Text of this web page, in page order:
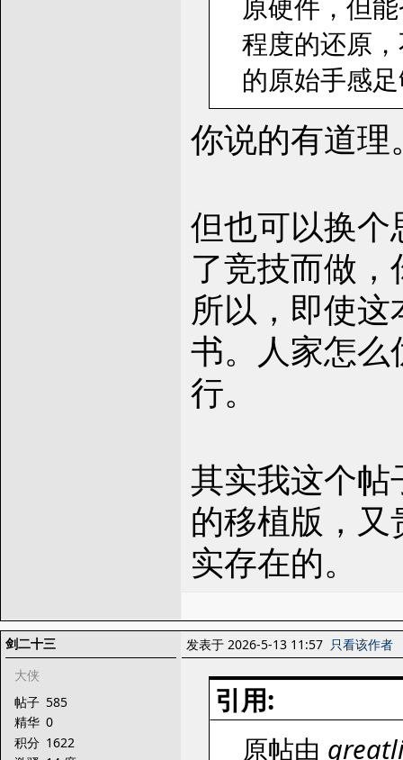
原硬件，但
程度的还原
的原始手感
你说的有道理
但也可以换
了竞技而做
所以，即使
书。人家怎
行。
其实我这个
的移植版，
实存在的。
剑二十三
大侠
帖子 585
精华 0
积分 1622
发表于 2026-5-13 11:57 只看该作者
引用:
原帖由